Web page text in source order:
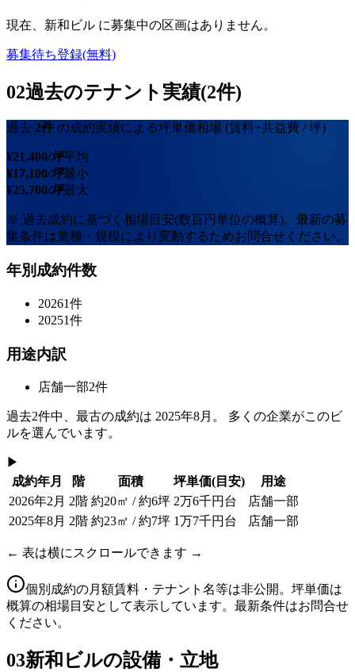
現在、 新和ビル に募集中の区画はありません。
募集待ち登録(無料)
02過去のテナント実績(2件)
過去 2件 の成約実績による坪単価相場 (賃料+共益費 / 坪)
¥21,400/坪平均
¥17,100/坪最小
¥25,700/坪最大
※ 過去成約に基づく相場目安(数百円単位の概算)。最新の募
集条件は業種・規模により変動するためお問合せください。
年別成約件数
20261件
20251件
用途内訳
店舗一部2件
過去2件中、最古の成約は 2025年8月 。 多くの企業がこのビ
ルを選んでいます。
▶
成約年月
階 面積 坪単価(目安)
用途
2026年2月 2階 約20㎡ / 約6坪 2万6千円台
店舗一部
2025年8月 2階 約23㎡ / 約7坪 1万7千円台 店舗一部
← 表は横にスクロールできます →
個別成約の月額賃料・テナント名等は非公開。坪単価は
概算の相場目安として表示しています。最新条件はお問合せ
ください。
03新和ビルの設備・立地